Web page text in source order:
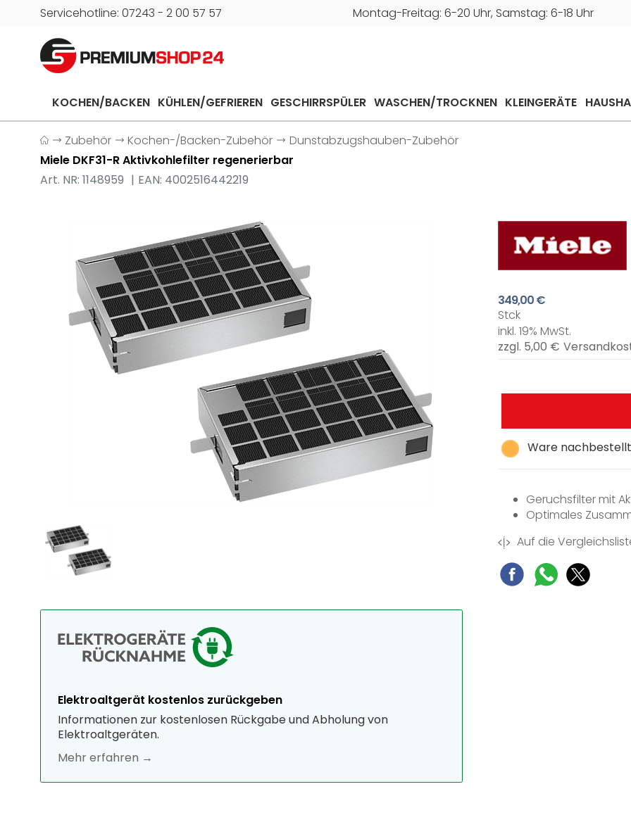
Servicehotline: 07243 - 2 00 57 57 Montag-Freitag: 6-20 Uhr, Samstag: 6-18 Uhr
KOCHEN/BACKEN KÜHLEN/GEFRIEREN GESCHIRRSPÜLER WASCHEN/TROCKNEN KLEINGERÄTE
Zubehör Kochen-/Backen-Zubehör
Dunstabzugshauben-Zubehör
Miele DKF31-R Aktivkohlefilter regenerierbar
Art. NR: 1148959
EAN: 4002516442219
Elektroaltgerät kostenlos zurückgeben
Informationen zur kostenlosen Rückgabe und Abholung von
Elektroaltgeräten.
Mehr erfahren →
349,00 €
Stck
inkl. 19% MwSt.
zzgl. 5,00 €
Ware
Geruchsfilter mit
Optimales
Auf die